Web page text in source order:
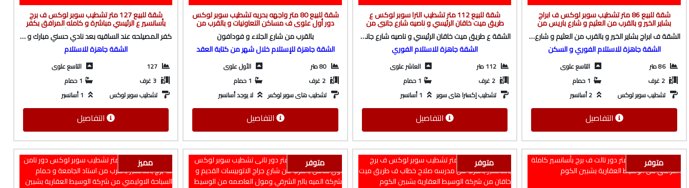
شقة للبيع 86 متر تشطيب سوبر لوكس ف ابراج
بشاير الخير و بالقرب من العثيم و شارع باريس من
الوسيط العقارية بشبين الكوم
الشقة ف ابراج بشاير الخير و بالقرب من العثيم و شارع باريس
الشقة جاهزة للاستلام الفوري و السكن
86 متر
التاسع علوى
2 غرف
1 حمام
تشطيب سوبر لوكس
2 أسانسير
التفاصيل
شقة للبيع 112 متر تشطيب الترا سوبر لوكس ع
طريق ميت خاقان الرئيسي و ناصيه شارع جانبي من
الوسيط العقارية بشبين الكوم
الشقة ع طريق ميت خاقان الرئيسي و ناصيه شارع جانبي
الشقة جاهزة للاستلام الفوري
112 متر
العاشر علوى
1 حمام
تشطيب إكسترا هاى سوبر لوكس
التفاصيل
شقة للبيع 80 متر واجهه بحريه تشطيب سوبر لوكس
دور أول علوى ف مساكن التعاونيات و بالقرب من
فودافون من شركة الوسيط العقارية بشبين الكوم
بالقرب من شارع الجلاء و فودافون
الشقة جاهزة للإستلام خلال شهر من كتابة العقد
الأول علوى
1 حمام
تشطيب هاى سوبر لوكس
لا يوجد أسانسير
التفاصيل
شقة للبيع 127 متر تشطيب سوبر لوكس ف برج
بأسانسير ع الرئيسي مباشرة و كامله المرافق بكفر
المصيلحه من الوسيط العقارية بشبين الكوم
كفر المصيلحه عند الساقيه بعد نادي حسني مبارك و المدرسه الصينيه
الشقة جاهزة للاستلام
127
التاسع علوى
3 غرف
1 حمام
تشطيب سوبر لوكس
التفاصيل
متوفر متوفر متوفر مميز